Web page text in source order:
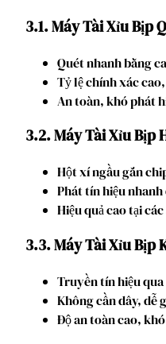
3.1. Máy Tài Xỉu Bịp
Quét nhanh bằng
Tỷ lệ chính xác
An toàn, khó phát
3.2. Máy Tài Xỉu Bịp
Hột xí ngầu gắn
Phát tín hiệu
Hiệu quả cao tại
3.3. Máy Tài Xỉu Bịp
Truyền tín hiệu
Không cần dây, dễ
Độ an toàn cao,